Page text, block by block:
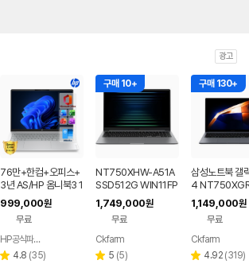
광고
76만+한컴+오피스+
3년 AS/HP 옴니북3 1
6인치 사무용 대학생
저렴한 대학생 노트북
999,000원
무료
HP공식파트너 이텍컴퓨터
별 4.8 리
(35)
구매 10+
NT750XHW-A51A
SSD512G WIN11FP
P(버젼UP설치) 삼성
전자 갤럭시북5 노트
1,749,000원
무료
Ckfarm
별 5 리
(5)
구매 130+
삼성노트북 갤
4
3세대 16G
무용 업무용 학
성비 노트북
1,149,000원
무료
페이
Ckfarm
별 4.92 리
(319)